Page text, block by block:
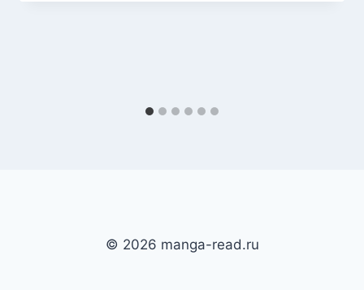
© 2026 manga-read.ru